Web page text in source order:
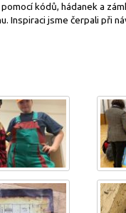
kódů, hádanek a
Inspiraci jsme čerpali při